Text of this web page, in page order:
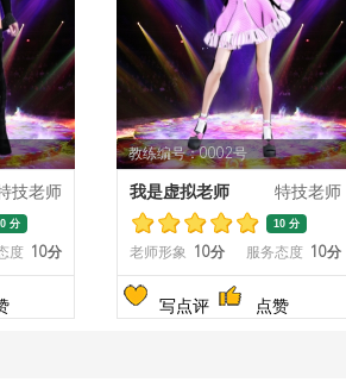
技老师
分
度 10分
教练编号：0002号
我是虚拟老师 特技老师
10 分
老师形象 10分 服务态度 10分
写点评 点赞